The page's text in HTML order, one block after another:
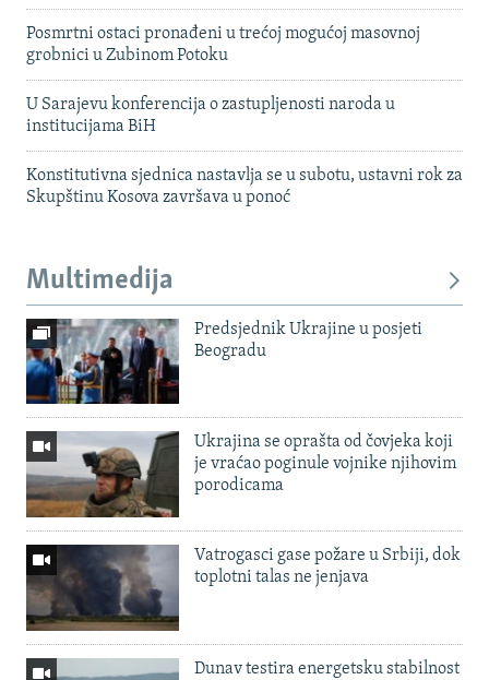
Posmrtni ostaci pronađeni u trećoj mogućoj masovnoj
grobnici u Zubinom Potoku
U Sarajevu konferencija o zastupljenosti naroda u
institucijama BiH
Konstitutivna sjednica nastavlja se u subotu, ustavni rok za
Skupštinu Kosova završava u ponoć
Multimedija
Predsjednik Ukrajine u posjeti
Beogradu
Ukrajina se oprašta od čovjeka koji
je vraćao poginule vojnike njihovim
porodicama
Vatrogasci gase požare u Srbiji, dok
toplotni talas ne jenjava
Dunav testira energetsku stabilnost